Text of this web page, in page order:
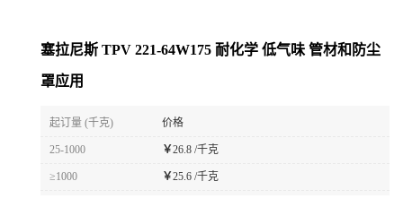
塞拉尼斯 TPV 221-64W175 耐化学 低气味 管材和防尘
罩应用
起订量 (千克) 价格
25-1000 ￥26.8 /千克
≥1000 ￥25.6 /千克